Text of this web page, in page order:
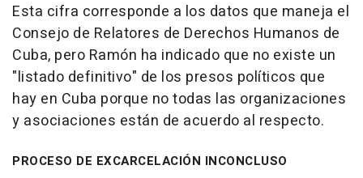
Esta cifra corresponde a los datos que maneja el
Consejo de Relatores de Derechos Humanos de
Cuba, pero Ramón ha indicado que no existe un
"listado definitivo" de los presos políticos que
hay en Cuba porque no todas las organizaciones
y asociaciones están de acuerdo al respecto.
PROCESO DE EXCARCELACIÓN INCONCLUSO